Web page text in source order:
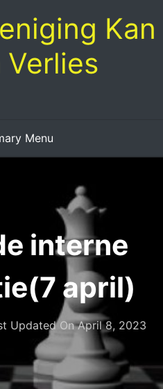
Kan
Verlies
Menu
interne
april)
Updated OnApril 8, 2023